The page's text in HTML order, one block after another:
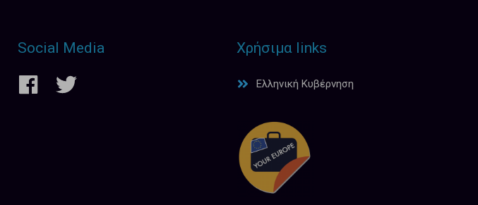
Social Media Χρήσιμα links
Ελληνική Κυβέρνηση